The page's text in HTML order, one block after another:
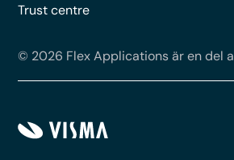
Trust centre
© 2026 Flex Applications är en del